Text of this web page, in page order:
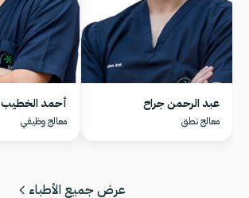
عبد الرحمن جراح
معالج نطق
أحمد الخطيب
معالج وظيفي
عرض جميع الأطباء